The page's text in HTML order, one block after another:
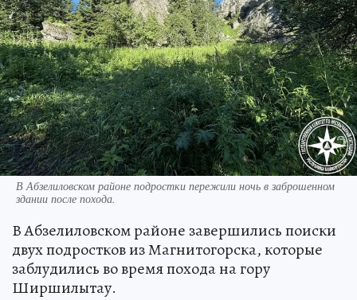
В Абзелиловском районе подростки пережили ночь в заброшенном
здании после похода.
В Абзелиловском районе завершились поиски
двух подростков из Магнитогорска, которые
заблудились во время похода на гору
Ширшилытау.